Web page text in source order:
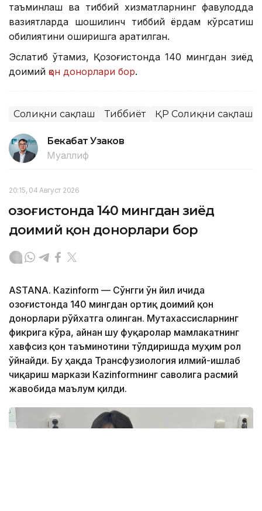
таъминлаш ва тиббий хизматларнинг фавқулодда
вазиятларда шошилинч тиббий ёрдам кўрсатиш
қобилиятини оширишга қаратилган.
Эслатиб ўтамиз, Қозоғистонда 140 мингдан зиёд
доимий қон донорлари бор.
Соғлиқни сақлаш Тиббиёт ҚР Соғлиқни сақлаш
Бекабат Узаков
Муаллиф
20:15, 04 Август 2026
Қозоғистонда 140 мингдан зиёд
доимий қон донорлари бор
ASTANА. Кazinform — Сўнгги ўн йил ичида
Қозоғистонда 140 мингдан ортиқ доимий қон
донорлари рўйхатга олинган. Мутахассисларнинг
фикрига кўра, айнан шу фуқаролар мамлакатнинг
хавфсиз қон таъминотини тўлдиришда муҳим рол
ўйнайди. Бу ҳақда Трансфузиология илмий-ишлаб
чиқариш маркази Кazinformнинг саволига расмий
жавобида маълум қилди.